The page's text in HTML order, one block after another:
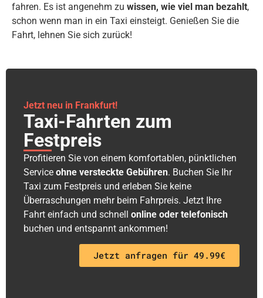
fahren. Es ist angenehm zu wissen, wie viel man bezahlt,
schon wenn man in ein Taxi einsteigt. Genießen Sie die
Fahrt, lehnen Sie sich zurück!
Jetzt neu in Frankfurt!
Taxi-Fahrten zum
Festpreis
Profitieren Sie von einem komfortablen, pünktlichen
Service ohne versteckte Gebühren. Buchen Sie Ihr
Taxi zum Festpreis und erleben Sie keine
Überraschungen mehr beim Fahrpreis. Jetzt Ihre
Fahrt einfach und schnell online oder telefonisch
buchen und entspannt ankommen!
Jetzt anfragen für 49.99€